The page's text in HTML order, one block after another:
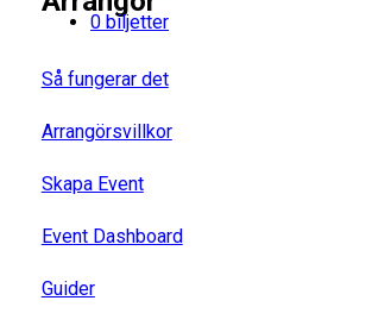
0 biljetter
Så fungerar det
Arrangörsvillkor
Skapa Event
Event Dashboard
Guider